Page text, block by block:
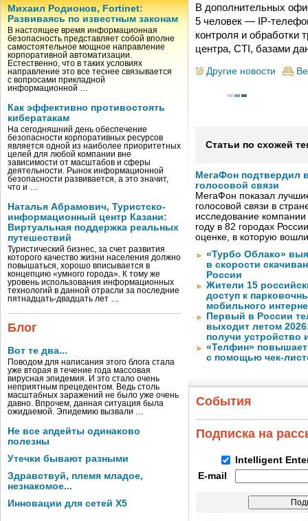
Михаил Родионов, Fortinet:
Развиваясь по известным законам
В настоящее время информационная
безопасность представляет собой вполне
самостоятельное мощное направление
корпоративной автоматизации.
Естественно, что в таких условиях
направление это все теснее связывается
с вопросами прикладной
информационной …
Как эффективно противостоять
кибератакам
На сегодняшний день обеспечение
безопасности корпоративных ресурсов
является одной из наиболее приоритетных
целей для любой компании вне
зависимости от масштабов и сферы
деятельности. Рынок информационной
безопасности развивается, а это значит,
что и …
Наталья Абрамович, Туристско-
информационный центр Казани:
Виртуальная поддержка реальных
путешествий
Туристический бизнес, за счет развития
которого качество жизни населения должно
повышаться, хорошо вписывается в
концепцию «умного города». К тому же
уровень использования информационных
технологий в данной отрасли за последние
пятнадцать-двадцать лет …
Блог
Вот те два...
Поводом для написания этого блога стала
уже вторая в течение года массовая
вирусная эпидемия. И это стало очень
неприятным прецедентом. Ведь столь
масштабных заражений не было уже очень
давно. Впрочем, данная ситуация была
ожидаемой. Эпидемию вызвали …
Не все апдейты одинаково
полезны
Утечки бывают разными
Здравствуй, племя младое,
незнакомое...
Инновации для сетей X5
В дополнительных
5 человек — IP-
контроля и обработки
центра, CTI, базами
Другие новости
Статьи по схожей
МегаФон подтвердил
голосовой связи
МегаФон показал
голосовой связи в
исследование
году в 82 городах
оценке, в которую
«Турбо Облако»
в скорости
России
Жители 15
доступ к
мобильного
Первый в России
выходит летом
получи устройство
«Телфин» повышает
с помощью чек-
События
Подписка на
Intelligent
E-mail